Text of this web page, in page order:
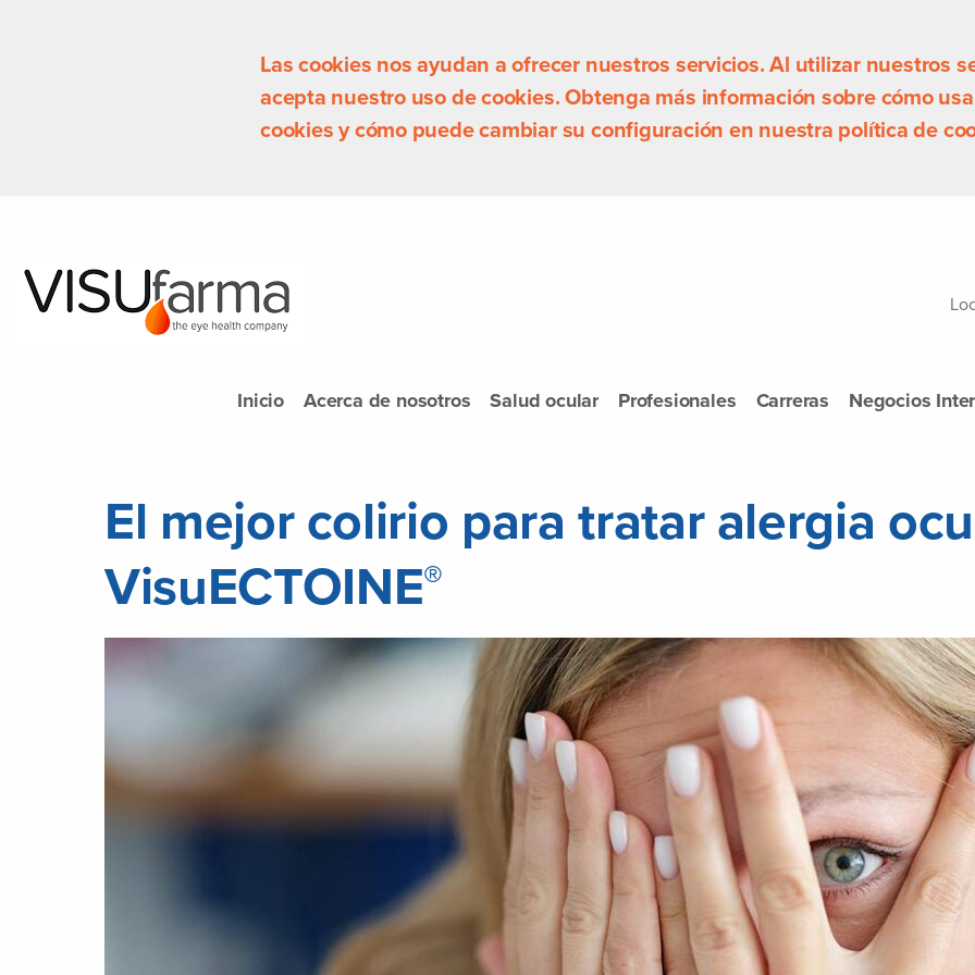
Las cookies nos ayudan a ofrecer nuestros servicios. Al utilizar nuestros
acepta nuestro uso de cookies. Obtenga más información sobre cómo
cookies y cómo puede cambiar su configuración en nuestra política de
Inicio Acerca de nosotros Salud ocular Profesionales Carreras Negocios
El mejor colirio para tratar alergia
VisuECTOINE®